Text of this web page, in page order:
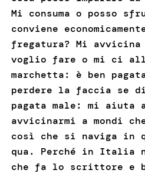
Mi consuma o posso
conviene
fregatura? Mi
voglio fare o mi ci
marchetta: è ben
perdere la faccia se
pagata male: mi aiuta
avvicinarmi a mondi
così che si naviga in
qua. Perché in Italia
che fa lo scrittore e